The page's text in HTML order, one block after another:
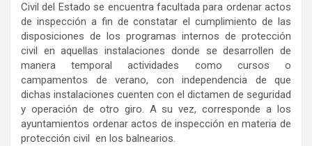
Civil del Estado se encuentra facultada para ordenar actos
de inspección a fin de constatar el cumplimiento de las
disposiciones de los programas internos de protección
civil en aquellas instalaciones donde se desarrollen de
manera temporal actividades como cursos o
campamentos de verano, con independencia de que
dichas instalaciones cuenten con el dictamen de seguridad
y operación de otro giro. A su vez, corresponde a los
ayuntamientos ordenar actos de inspección en materia de
protección civil en los balnearios.